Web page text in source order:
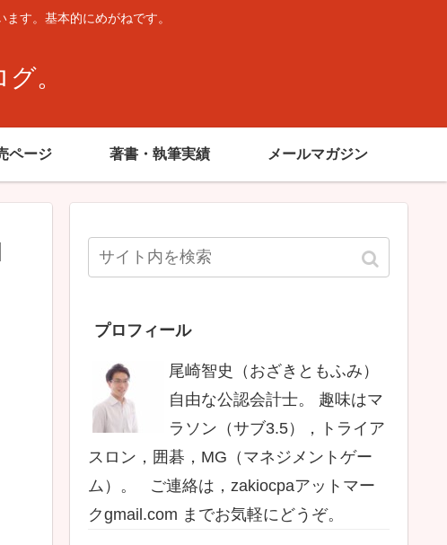
す。基本的にめがねです。
。
ページ 著書・執筆実績 メールマガジン
プロフィール
尾崎智史（おざきともふみ）
自由な公認会計士。 趣味はマ
ラソン（サブ3.5），トライア
スロン，囲碁，MG（マネジメントゲー
ム）。 ご連絡は，zakiocpaアットマー
クgmail.com までお気軽にどうぞ。